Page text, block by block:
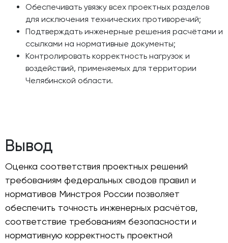
Обеспечивать увязку всех проектных разделов
для исключения технических противоречий;
Подтверждать инженерные решения расчётами и
ссылками на нормативные документы;
Контролировать корректность нагрузок и
воздействий, применяемых для территории
Челябинской области.
Вывод
Оценка соответствия проектных решений
требованиям федеральных сводов правил и
нормативов Минстроя России позволяет
обеспечить точность инженерных расчётов,
соответствие требованиям безопасности и
нормативную корректность проектной